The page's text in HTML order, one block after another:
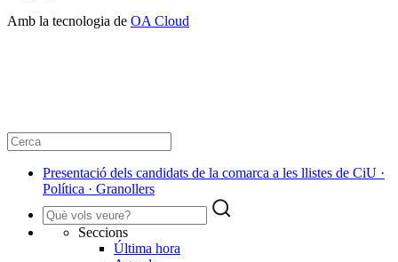
Amb la tecnologia de OA Cloud
Presentació dels candidats de la comarca a les llistes de CiU ·
Política · Granollers
Seccions
Última hora